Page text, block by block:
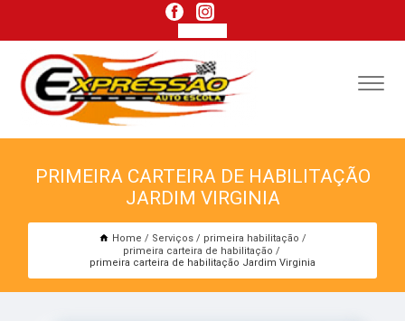
PRIMEIRA CARTEIRA DE HABILITAÇÃO
JARDIM VIRGINIA
Home Serviços
primeira habilitação
primeira carteira de habilitação
primeira carteira de habilitação Jardim Virginia